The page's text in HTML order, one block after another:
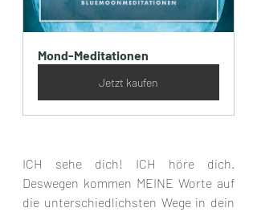
Mond-Meditationen
Jetzt kaufen
ICH sehe dich! ICH höre dich.
Deswegen kommen MEINE Worte auf
die unterschiedlichsten Wege in dein